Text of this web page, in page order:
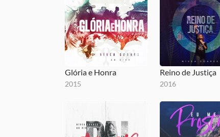
Glória e Honra
2015
Reino de Justiça
2016